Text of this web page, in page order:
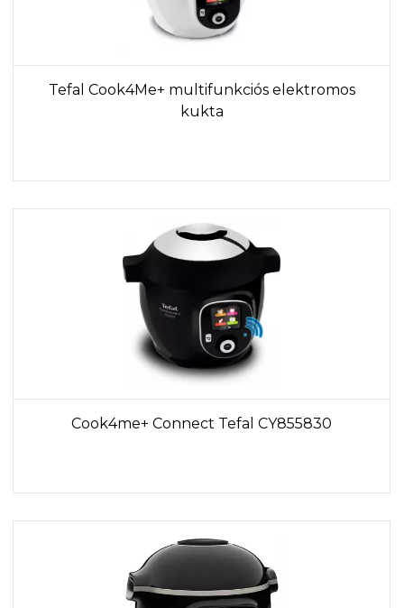
Tefal Cook4Me+ multifunkciós elektromos
kukta
Cook4me+ Connect Tefal CY855830